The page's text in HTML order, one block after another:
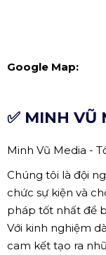
Google Map:
✅ MINH VŨ
Minh Vũ Media -
Chúng tôi là đội
chức sự kiện và
pháp tốt nhất để
Với kinh nghiệm
cam kết tạo ra